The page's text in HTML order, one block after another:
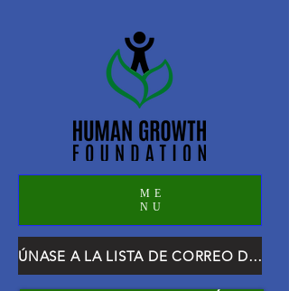
ME
NU
ÚNASE A LA LISTA DE CORREO DE HGF